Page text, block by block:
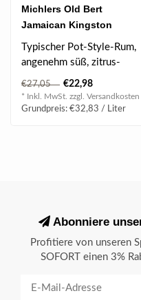
Michlers Old Bert
Jamaican Kingston
Spiced Rum 0.7 l 40% vol
Typischer Pot-Style-Rum,
angenehm süß, zitrus-
vanille-fruchtig & leicht
pikant..
€27,05 €22,98
* Inkl. MwSt. zzgl. Versandkosten
Grundpreis: €32,83 / Liter
Abonniere
Profitiere von unseren
SOFORT einen 3%